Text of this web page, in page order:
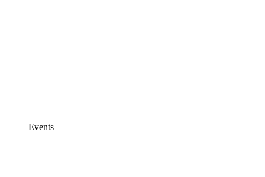
Events